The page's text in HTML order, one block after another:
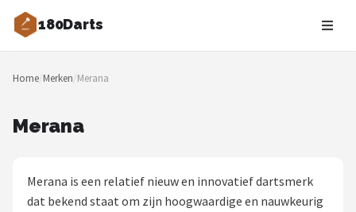
180Darts
Zoeken
NAVIGATIE
Blog
Home/Merken/Merana
Merana
Merana is een relatief nieuw en innovatief dartsmerk
dat bekend staat om zijn hoogwaardige en nauwkeurig